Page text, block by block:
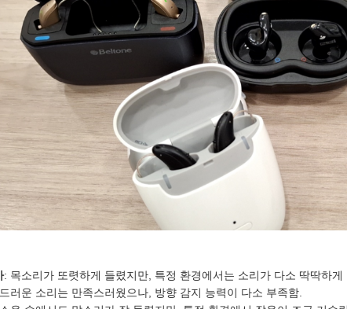
: 목소리가 또렷하게 들렸지만, 특정 환경에서는 소리가 다소 딱딱하게
러운 소리는 만족스러웠으나, 방향 감지 능력이 다소 부족함.
개인정보 수집, 이용에 동의합니다. [자세히보기]